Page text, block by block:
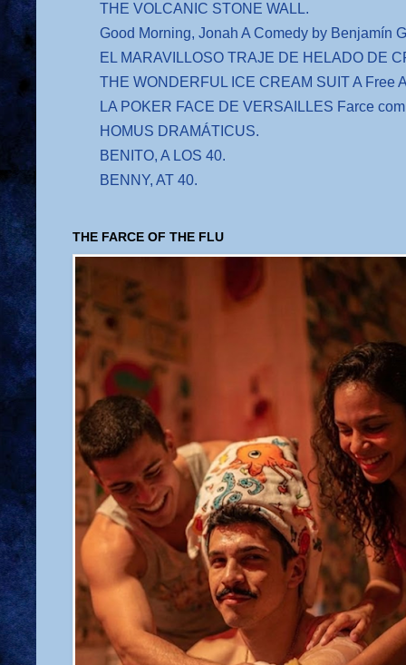
THE VOLCANIC STONE WALL.
Good Morning, Jonah A Comedy by Benjamín
EL MARAVILLOSO TRAJE DE HELADO DE
THE WONDERFUL ICE CREAM SUIT A Free
LA POKER FACE DE VERSAILLES Farce
HOMUS DRAMÁTICUS.
BENITO, A LOS 40.
BENNY, AT 40.
THE FARCE OF THE FLU